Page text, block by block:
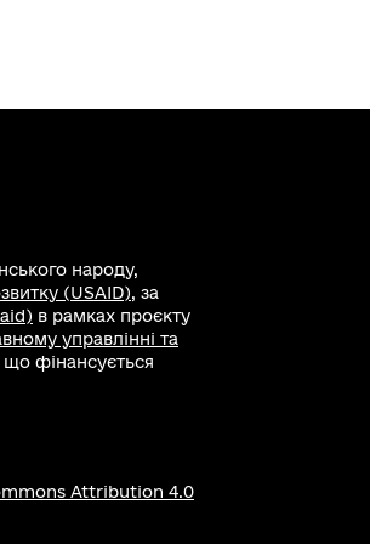
народу,
(USAID), за
в рамках проєкту
управлінні та
що фінансується
Attribution 4.0